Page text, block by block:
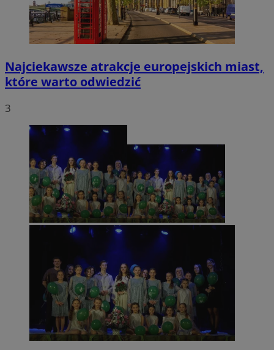
Najciekawsze atrakcje europejskich miast,
które warto odwiedzić
3